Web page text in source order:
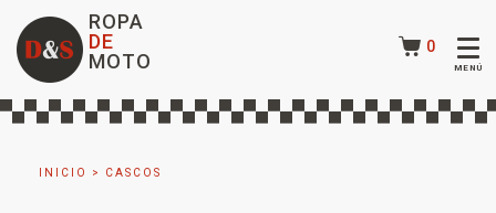
ROPA
DE
MOTO
0
INICIO > CASCOS